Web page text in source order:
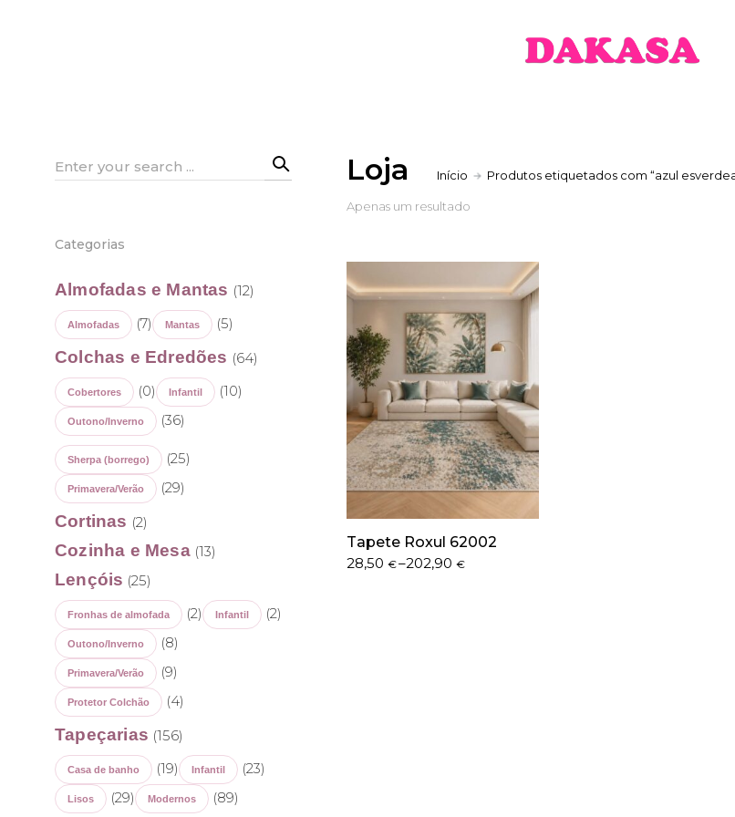
Loja Início Produtos etiquetados com “azul
Apenas um resultado
Tapete Roxul 62002
28,50 €–202,90€
Price
Search
Categorias
Almofadas e Mantas (12)
Almofadas (7) Mantas (5)
Colchas e Edredões (64)
Cobertores (0) Infantil (10)
Outono/Inverno (36)
Sherpa (borrego) (25)
Primavera/Verão (29)
Cortinas (2)
Cozinha e Mesa (13)
Lençóis (25)
Fronhas de almofada (2) Infantil (2)
Outono/Inverno (8)
Primavera/Verão (9)
Protetor Colchão (4)
Tapeçarias (156)
Casa de banho (19) Infantil (23)
Lisos (29) Modernos (89)